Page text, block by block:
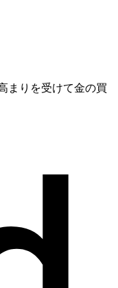
まりを受けて金の買